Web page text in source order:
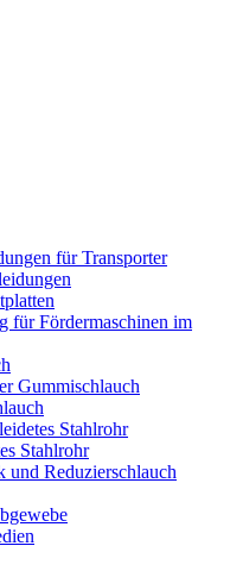
für Transporter
für Fördermaschinen im
Gummischlauch
Stahlrohr
Stahlrohr
und Reduzierschlauch